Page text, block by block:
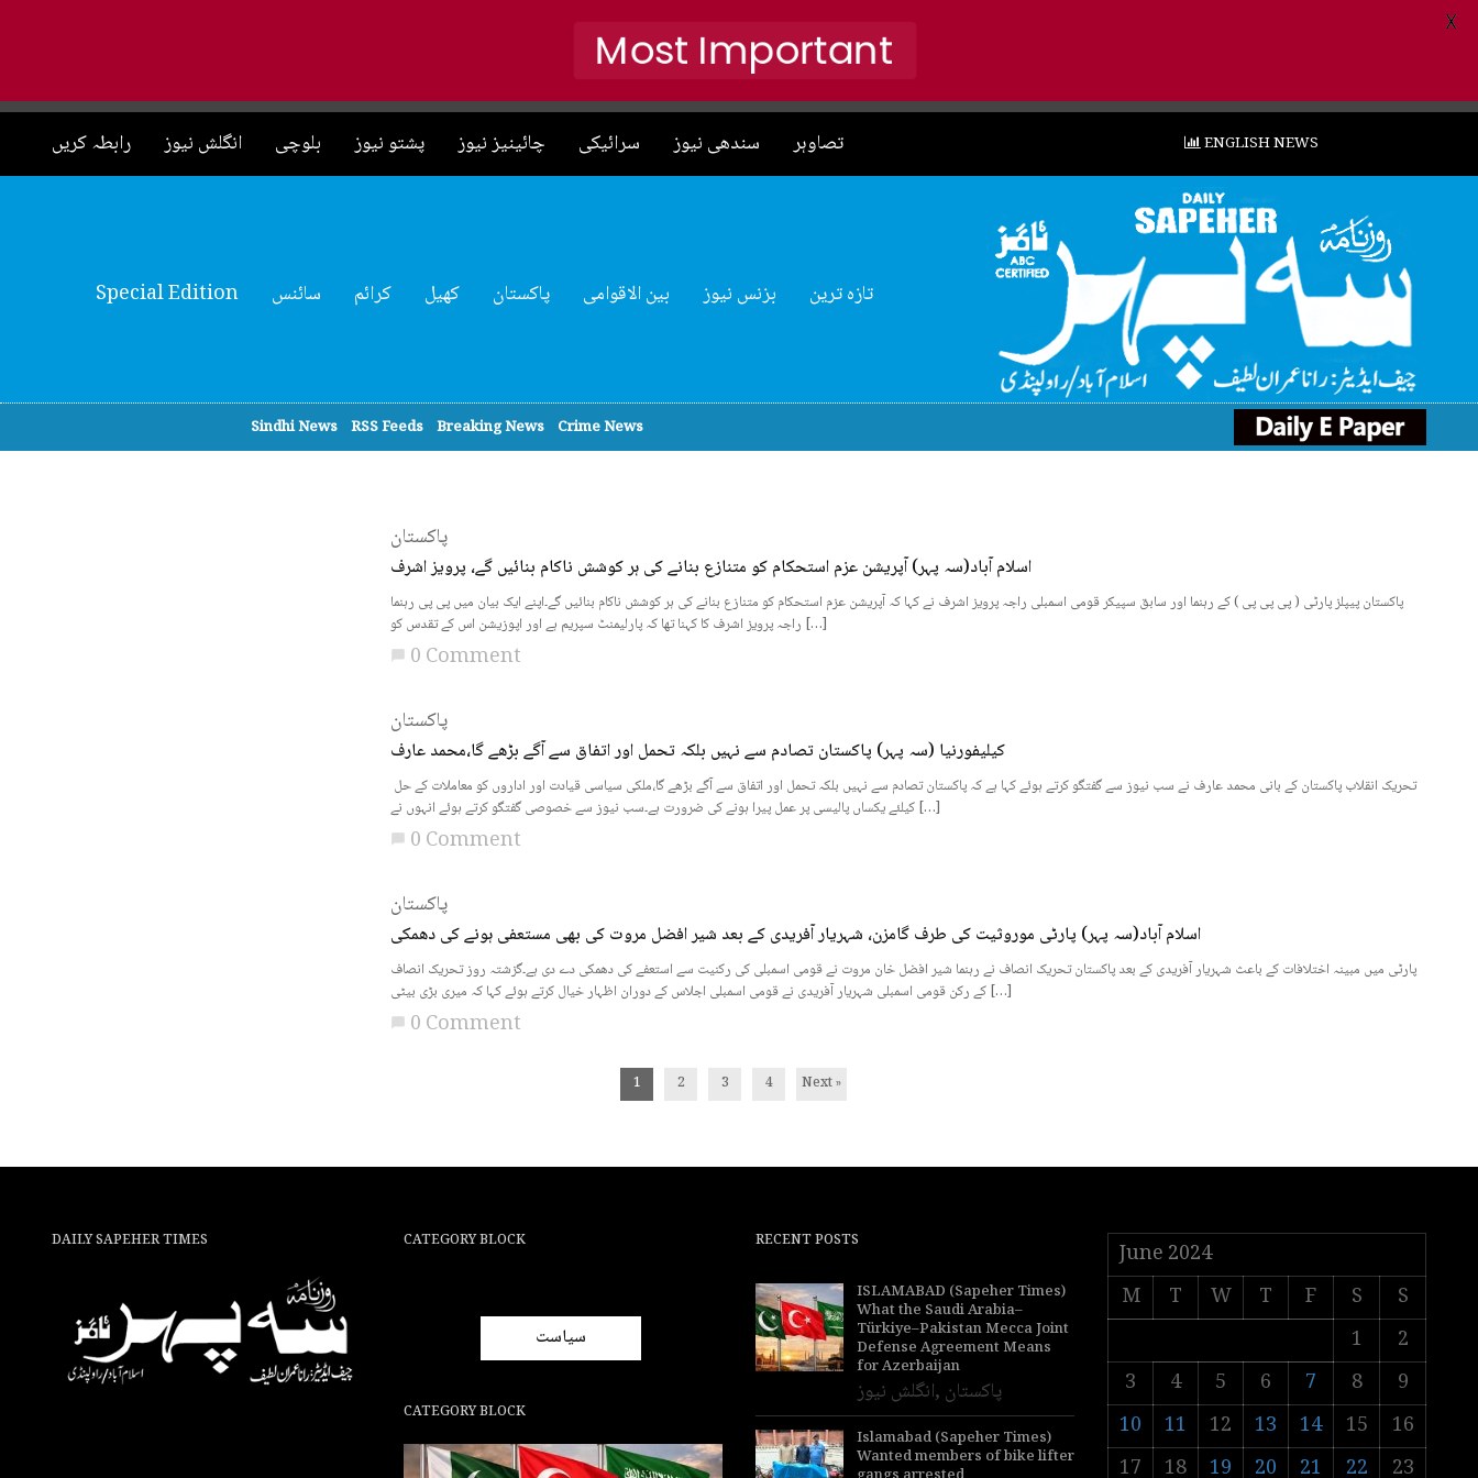
رابطہ کریں انگلش نیوز بلوچی پشتو نیوز چائینیز نیوز سرائیکی سندھی نیوز تصاوہر ENGLISH NEWS
Special Edition سائنس کرائم کھیل پاکستان بین الاقوامی بزنس نیوز تازہ ترین
Sindhi News RSS Feeds Breaking News Crime News
پاکستان
اسلام آباد(سہ پہر) آپریشن عزم استحکام کو متنازع بنانے کی ہر کوشش ناکام بنائیں گے، پرویز اشرف
پاکستان پیپلز پارٹی ( پی پی پی ) کے رہنما اور سابق سپیکر قومی اسمبلی راجہ پرویز اشرف نے کہا کہ آپریشن عزم استحکام کو متنازع بنانے کی ہر کوشش ناکام بنائیں گے۔اپنے ایک بیان میں پی پی رہنما
راجہ پرویز اشرف کا کہنا تھا کہ پارلیمنٹ سپریم ہے اور اپوزیشن اس کے تقدس کو […]
chat_bubble 0 Comment
پاکستان
کیلیفورنیا (سہ پہر) پاکستان تصادم سے نہیں بلکہ تحمل اور اتفاق سے آگے بڑھے گا،محمد عارف
کیلئے یکساں پالیسی پر عمل پیرا ہونے کی ضرورت ہے۔سب نیوز سے خصوصی گفتگو کرتے ہوئے انہوں نے […]
chat_bubble 0 Comment
پاکستان
اسلام آباد(سہ پہر) پارٹی موروثیت کی طرف گامزن، شہریار آفریدی کے بعد شیر افضل مروت کی بھی مستعفی ہونے کی دھمکی
پارٹی میں مبینہ اختلافات کے باعث شہریار آفریدی کے بعد پاکستان تحریک انصاف نے رہنما شیر افضل خان مروت نے قومی اسمبلی کی رکنیت سے استعفے کی دھمکی دے دی ہے۔گزشتہ روز تحریک انصاف
کے رکن قومی اسمبلی شہریار آفریدی نے قومی اسمبلی اجلاس کے دوران اظہار خیال کرتے ہوئے کہا کہ میری بڑی بیٹی […]
chat_bubble 0 Comment
1 2 3 4 Next »
DAILY SAPEHER TIMES CATEGORY BLOCK
سیاست
CATEGORY BLOCK
RECENT POSTS
ISLAMABAD (Sapeher Times)
What the Saudi Arabia–
Türkiye–Pakistan Mecca Joint
Defense Agreement Means
for Azerbaijan
انگلش نیوز, پاکستان
Islamabad (Sapeher Times)
Wanted members of bike lifter
June 2024
M
T W T F S
S
1
2
3
4 5 6 7 8
9
10
11 12 13 14 15
16
17
18 19 20 21 22 23
Most Important
X